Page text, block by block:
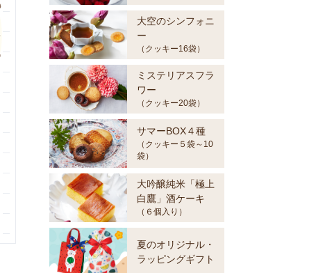
大空のシンフォニ
ー
（クッキー16袋）
ミステリアスフラ
ワー
（クッキー20袋）
サマーBOX４種
（クッキー５袋～10
袋）
大吟醸純米「極上
白鷹」酒ケーキ
（６個入り）
夏のオリジナル・
ラッピングギフト